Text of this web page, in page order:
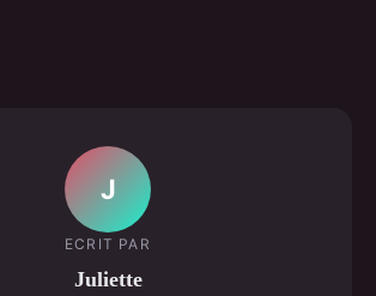
J
ECRIT PAR
Juliette